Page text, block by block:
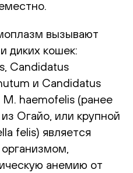
вызывают
диких кошек:
Candidatus
и Candidatus
haemofelis (ранее
Огайо, или крупной
felis) является
анемию от